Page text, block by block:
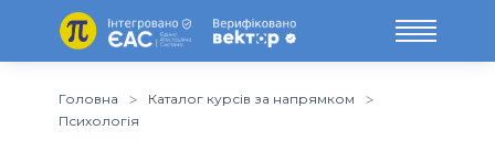
Головна
Каталог курсів за напрямком
Психологія